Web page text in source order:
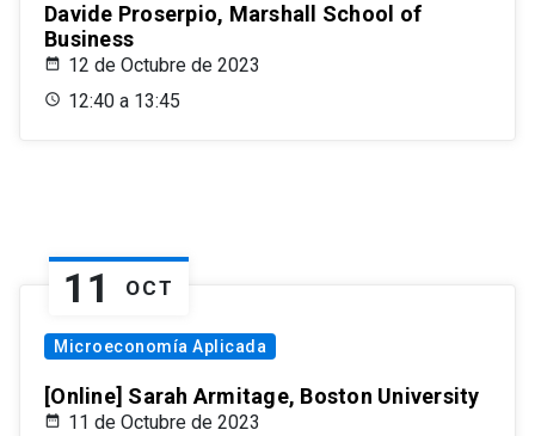
Davide Proserpio, Marshall School of
Business
12 de Octubre de 2023
12:40 a 13:45
11 OCT
Microeconomía Aplicada
[Online] Sarah Armitage, Boston University
11 de Octubre de 2023